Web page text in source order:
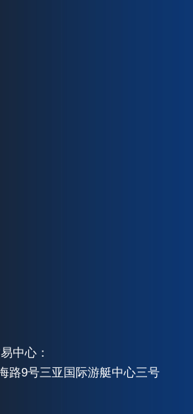
中心：
路9号三亚国际游艇中心三号